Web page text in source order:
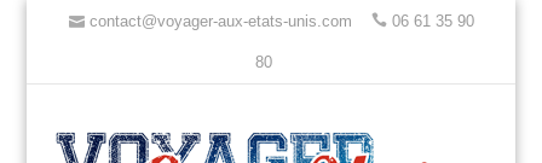
contact@voyager-aux-etats-unis.com 06 61 35 90
80